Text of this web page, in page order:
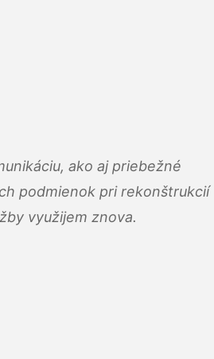
ako aj priebežné
podmienok pri rekonštrukcií
využijem znova.